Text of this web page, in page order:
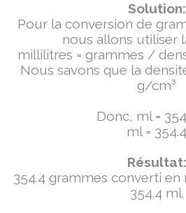
Solution:
Pour la conversion de
nous allons utiliser
millilitres = grammes /
Nous savons que la
g/cm³
Donc, ml =
ml = 354.4
Résultat:
354.4 grammes converti en
354.4 ml.